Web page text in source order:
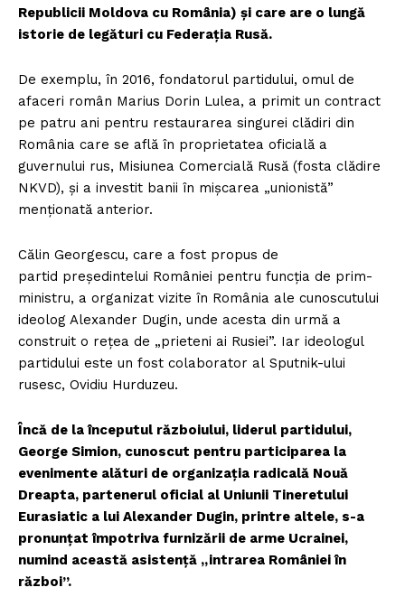
Republicii Moldova cu România) și care are o lungă
istorie de legături cu Federația Rusă.
De exemplu, în 2016, fondatorul partidului, omul de
afaceri român Marius Dorin Lulea, a primit un contract
pe patru ani pentru restaurarea singurei clădiri din
România care se află în proprietatea oficială a
guvernului rus, Misiunea Comercială Rusă (fosta clădire
NKVD), și a investit banii în mișcarea „unionistă”
menționată anterior.
Călin Georgescu, care a fost propus de
partid președintelui României pentru funcția de prim-
ministru, a organizat vizite în România ale cunoscutului
ideolog Alexander Dugin, unde acesta din urmă a
construit o rețea de „prieteni ai Rusiei”. Iar ideologul
partidului este un fost colaborator al Sputnik-ului
rusesc, Ovidiu Hurduzeu.
Încă de la începutul războiului, liderul partidului,
George Simion, cunoscut pentru participarea la
evenimente alături de organizația radicală Nouă
Dreapta, partenerul oficial al Uniunii Tineretului
Eurasiatic a lui Alexander Dugin, printre altele, s-a
pronunțat împotriva furnizării de arme Ucrainei,
numind această asistență „intrarea României în
război”.